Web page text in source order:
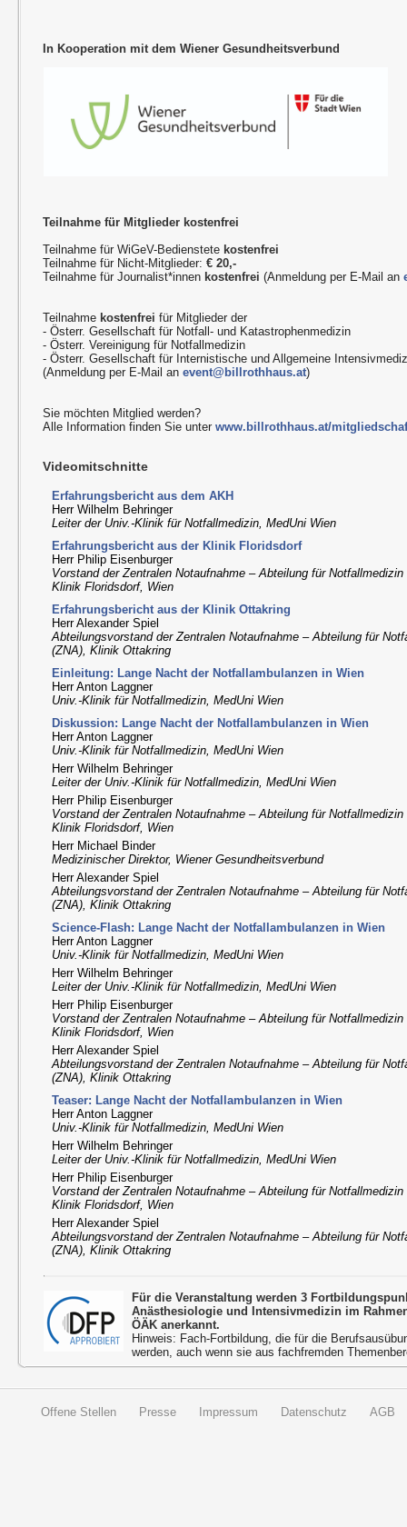
In Kooperation mit dem Wiener Gesundheitsverbund
Teilnahme für Mitglieder kostenfrei
Teilnahme für WiGeV-Bedienstete kostenfrei
Teilnahme für Nicht-Mitglieder: € 20,-
Teilnahme für Journalist*innen kostenfrei (Anmeldung per E-Mail an
Teilnahme kostenfrei für Mitglieder der
- Österr. Gesellschaft für Notfall- und Katastrophenmedizin
- Österr. Vereinigung für Notfallmedizin
- Österr. Gesellschaft für Internistische und Allgemeine
(Anmeldung per E-Mail anevent@billrothhaus.at)
Sie möchten Mitglied werden?
Alle Information finden Sie unterwww.billrothhaus.at/
Videomitschnitte
Erfahrungsbericht aus dem AKH
Herr Wilhelm Behringer
Leiter der Univ.-Klinik für Notfallmedizin, MedUni Wien
Erfahrungsbericht aus der Klinik Floridsdorf
Herr Philip Eisenburger
Vorstand der Zentralen Notaufnahme – Abteilung für
Klinik Floridsdorf, Wien
Erfahrungsbericht aus der Klinik Ottakring
Herr Alexander Spiel
Abteilungsvorstand der Zentralen Notaufnahme – Abteilung für
(ZNA), Klinik Ottakring
Einleitung: Lange Nacht der Notfallambulanzen in Wien
Herr Anton Laggner
Univ.-Klinik für Notfallmedizin, MedUni Wien
Diskussion: Lange Nacht der Notfallambulanzen in Wien
Herr Anton Laggner
Univ.-Klinik für Notfallmedizin, MedUni Wien
Herr Wilhelm Behringer
Leiter der Univ.-Klinik für Notfallmedizin, MedUni Wien
Herr Philip Eisenburger
Vorstand der Zentralen Notaufnahme – Abteilung für
Klinik Floridsdorf, Wien
Herr Michael Binder
Medizinischer Direktor, Wiener Gesundheitsverbund
Herr Alexander Spiel
Abteilungsvorstand der Zentralen Notaufnahme – Abteilung für
(ZNA), Klinik Ottakring
Science-Flash: Lange Nacht der Notfallambulanzen in Wien
Herr Anton Laggner
Univ.-Klinik für Notfallmedizin, MedUni Wien
Herr Wilhelm Behringer
Leiter der Univ.-Klinik für Notfallmedizin, MedUni Wien
Herr Philip Eisenburger
Vorstand der Zentralen Notaufnahme – Abteilung für
Klinik Floridsdorf, Wien
Herr Alexander Spiel
Abteilungsvorstand der Zentralen Notaufnahme – Abteilung für
(ZNA), Klinik Ottakring
Teaser: Lange Nacht der Notfallambulanzen in Wien
Herr Anton Laggner
Univ.-Klinik für Notfallmedizin, MedUni Wien
Herr Wilhelm Behringer
Leiter der Univ.-Klinik für Notfallmedizin, MedUni Wien
Herr Philip Eisenburger
Vorstand der Zentralen Notaufnahme – Abteilung für
Klinik Floridsdorf, Wien
Herr Alexander Spiel
Abteilungsvorstand der Zentralen Notaufnahme – Abteilung für
(ZNA), Klinik Ottakring
Für die Veranstaltung werden 3
Anästhesiologie und Intensivmedizin im
ÖÄK anerkannt.
Hinweis: Fach-Fortbildung, die für die
werden, auch wenn sie aus fachfremden
Offene Stellen Presse Impressum Datenschutz AGB